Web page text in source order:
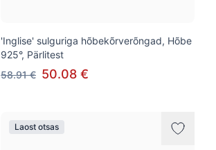
'Inglise' sulguriga hõbekõrverõngad, Hõbe
925°, Pärlitest
58.91 € 50.08 €
Laost otsas